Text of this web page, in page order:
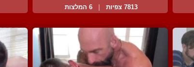
7813 צפיות 6 המלצות